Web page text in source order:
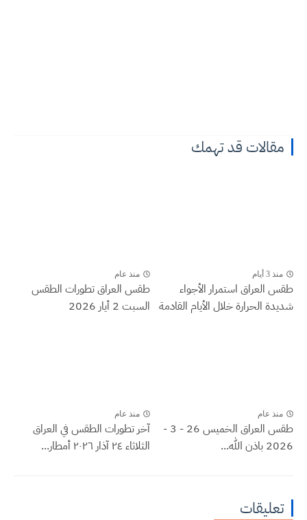
مقالات قد تهمك
منذ 3 أيام
طقس العراق ‏استمرار الأجواء
شديدة الحرارة خلال الأيام القادمة
منذ عام
طقس العراق تطورات الطقس
السبت 2 أيار 2026
منذ عام
طقس العراق الخميس 26 - 3 -
2026 باذن الله...
منذ عام
آخر تطورات الطقس في العراق
الثلاثاء ٢٤ آذار ٢٠٢٦ أمطار...
تعليقات